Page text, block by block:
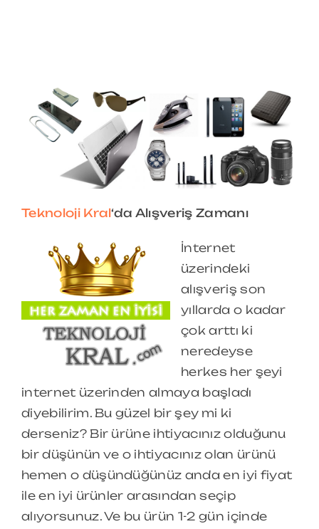
Teknoloji Kral‘da Alışveriş Zamanı
İnternet
üzerindeki
alışveriş son
yıllarda o kadar
çok arttı ki
neredeyse
herkes her şeyi
internet üzerinden almaya başladı
diyebilirim. Bu güzel bir şey mi ki
derseniz? Bir ürüne ihtiyacınız olduğunu
bir düşünün ve o ihtiyacınız olan ürünü
hemen o düşündüğünüz anda en iyi fiyat
ile en iyi ürünler arasından seçip
alıyorsunuz. Ve bu ürün 1-2 gün içinde